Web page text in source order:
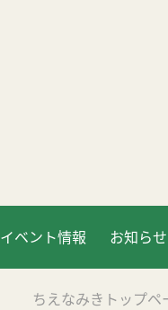
イベント情報 お知らせ
ちえなみきトップペ